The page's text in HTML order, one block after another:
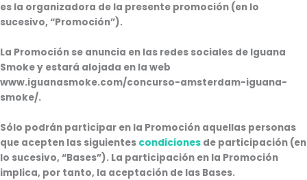
es la organizadora de la presente promoción (en lo
sucesivo, “Promoción”).
La Promoción se anuncia en las redes sociales de Iguana
Smoke y estará alojada en la web
www.iguanasmoke.com/concurso-amsterdam-iguana-
smoke/.
Sólo podrán participar en la Promoción aquellas personas
que acepten las siguientes condiciones de participación (en
lo sucesivo, “Bases”). La participación en la Promoción
implica, por tanto, la aceptación de las Bases.